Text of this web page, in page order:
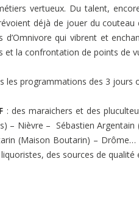
vertueux. Du talent,
déjà de jouer du
d’Omnivore qui vibrent et
et la confrontation de points de
les programmations des 3 jours
: des maraichers et des
– Nièvre – Sébastien
(Maison Boutarin) –
des sources de qualité